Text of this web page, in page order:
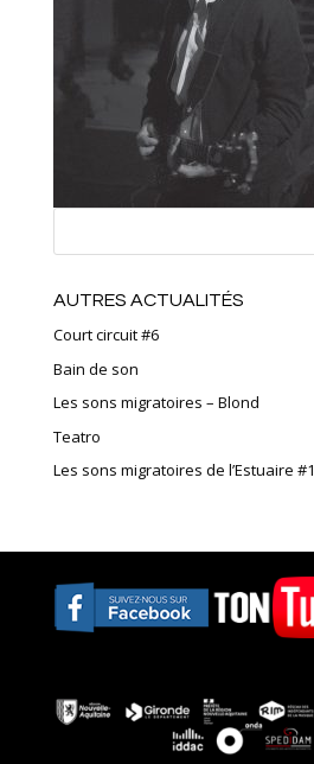
AUTRES ACTUALITÉS
Court circuit #6
Bain de son
Les sons migratoires – Blond
Teatro
Les sons migratoires de l’Estuaire #1